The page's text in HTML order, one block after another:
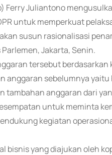
Ferry Juliantono
untuk memperkuat
susun rasionalisasi
Parlemen, Jakarta, Senin.
tersebut berdasarkan
anggaran sebelumnya yaitu
tambahan anggaran dari
untuk meminta
kegiatan
bisnis yang diajukan oleh